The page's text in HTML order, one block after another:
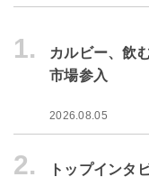
1.
カルビー、飲
市場参入
2026.08.05
2. トップインタ